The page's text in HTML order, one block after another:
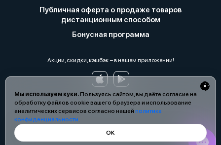
Мы используем куки.Пользуясь сайтом, вы даёте согласие на
обработку файлов cookie вашего браузера и использование
аналитических сервисов согласно нашей политике
конфиденциальности.
ОК
Публичная оферта о продаже товаров
дистанционным способом
Бонусная программа
Акции, скидки, кэшбэк − в нашем приложении!